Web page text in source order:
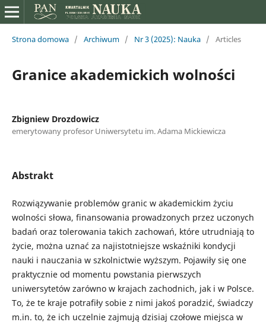
Strona domowa / Archiwum / Nr 3 (2025): Nauka / Articles
Granice akademickich wolności
Zbigniew Drozdowicz
emerytowany profesor Uniwersytetu im. Adama Mickiewicza
Abstrakt
Rozwiązywanie problemów granic w akademickim życiu
wolności słowa, finansowania prowadzonych przez uczonych
badań oraz tolerowania takich zachowań, które utrudniają to
życie, można uznać za najistotniejsze wskaźniki kondycji
nauki i nauczania w szkolnictwie wyższym. Pojawiły się one
praktycznie od momentu powstania pierwszych
uniwersytetów zarówno w krajach zachodnich, jak i w Polsce.
To, że te kraje potrafiły sobie z nimi jakoś poradzić, świadczy
m.in. to, że ich uczelnie zajmują dzisiaj czołowe miejsca w